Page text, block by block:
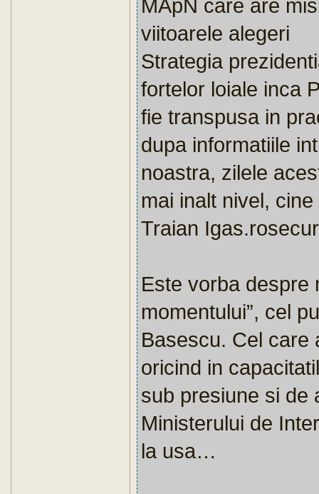
MApN care are
viitoarele alegeri
Strategia
fortelor loiale inca
fie transpusa in
dupa informatiile
noastra, zilele
mai inalt nivel,
Traian
Este vorba despre
momentului”, cel
Basescu. Cel care
oricind in
sub presiune si de
Ministerului de
la usa…